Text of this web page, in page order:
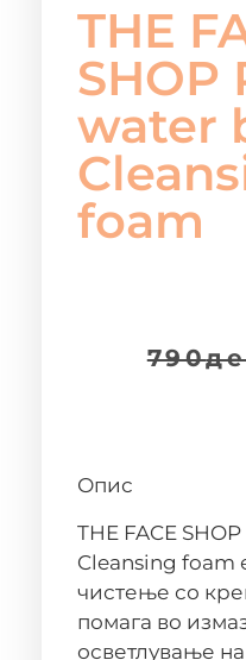
THE
SHOP
water
foam
790
Опис
THE FACE
Cleansing foam
чистење со
помага во
осветлување